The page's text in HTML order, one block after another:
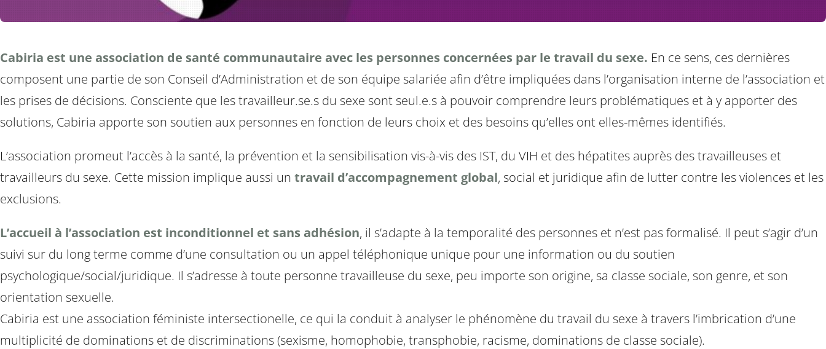
Cabiria est une association de santé communautaire avec les personnes concernées par le travail du sexe. En ce sens, ces dernières
composent une partie de son Conseil d’Administration et de son équipe salariée afin d’être impliquées dans l’organisation interne de l’association et
les prises de décisions. Consciente que les travailleur.se.s du sexe sont seul.e.s à pouvoir comprendre leurs problématiques et à y apporter des
solutions, Cabiria apporte son soutien aux personnes en fonction de leurs choix et des besoins qu’elles ont elles-mêmes identifiés.
L’association promeut l’accès à la santé, la prévention et la sensibilisation vis-à-vis des IST, du VIH et des hépatites auprès des travailleuses et
travailleurs du sexe. Cette mission implique aussi un travail d’accompagnement global, social et juridique afin de lutter contre les violences et les
exclusions.
L’accueil à l’association est inconditionnel et sans adhésion, il s’adapte à la temporalité des personnes et n’est pas formalisé. Il peut s’agir d’un
suivi sur du long terme comme d’une consultation ou un appel téléphonique unique pour une information ou du soutien
psychologique/social/juridique. Il s’adresse à toute personne travailleuse du sexe, peu importe son origine, sa classe sociale, son genre, et son
orientation sexuelle.
Cabiria est une association féministe intersectionelle, ce qui la conduit à analyser le phénomène du travail du sexe à travers l’imbrication d’une
multiplicité de dominations et de discriminations (sexisme, homophobie, transphobie, racisme, dominations de classe sociale).